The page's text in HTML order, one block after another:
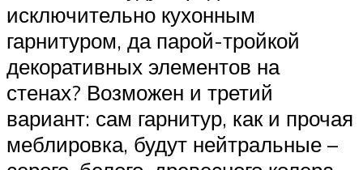
исключительно кухонным
гарнитуром, да парой-тройкой
декоративных элементов на
стенах? Возможен и третий
вариант: сам гарнитур, как и прочая
меблировка, будут нейтральные –